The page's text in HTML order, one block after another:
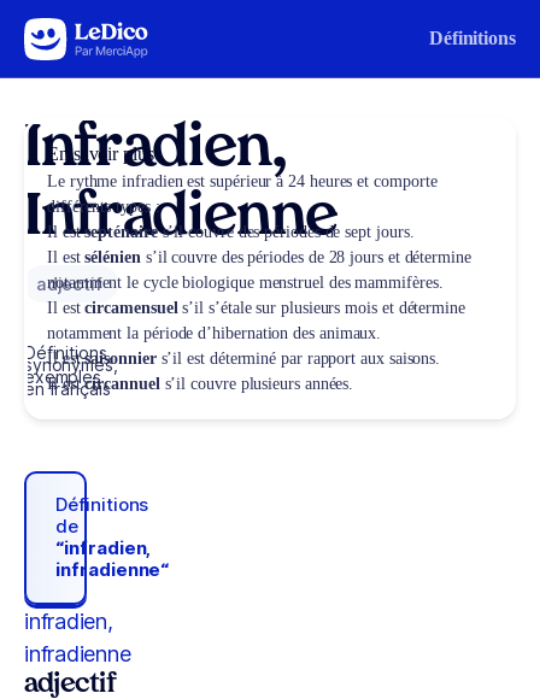
Aller au contenu Définitions
Infradien,
Infradienne
adjectif
Définitions,
synonymes,
exemples
en français
Définitions
de
“infradien,
infradienne“
infradien,
infradienne
adjectif
En savoir plus
Le rythme infradien est supérieur à 24 heures et comporte
différents types :
Il estsepténaires’il couvre des périodes de sept jours.
Il estséléniens’il couvre des périodes de 28 jours et détermine
notamment le cycle biologique menstruel des mammifères.
Il estcircamensuels’il s’étale sur plusieurs mois et détermine
notamment la période d’hibernation des animaux.
Il estsaisonniers’il est déterminé par rapport aux saisons.
Il estcircannuels’il couvre plusieurs années.